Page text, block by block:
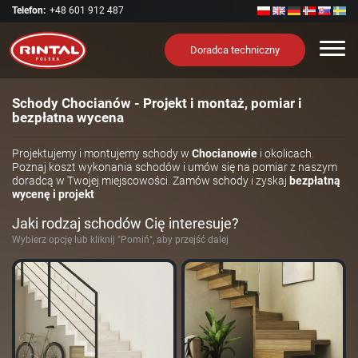
Telefon: +48 601 912 487
Doradca techniczny
Schody Chocianów - Projekt i montaż, pomiar i
bezpłatna wycena
Projektujemy i montujemy schody w Chocianowie i okolicach.
Poznaj koszt wykonania schodów i umów się na pomiar z naszym
doradcą w Twojej miejscowości. Zamów schody i zyskaj bezpłatną
wycenę i projekt
Jaki rodzaj schodów Cię interesuje?
Wybierz opcję lub kliknij "Pomiń", aby przejść dalej